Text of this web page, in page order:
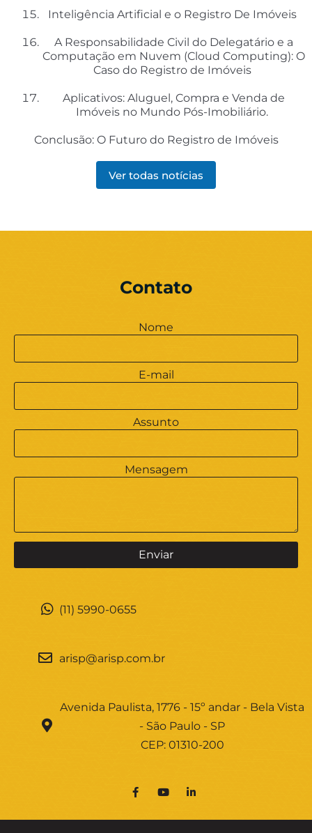
Inteligência Artificial e o Registro De Imóveis
A Responsabilidade Civil do Delegatário e a
Computação em Nuvem (Cloud Computing): O
Caso do Registro de Imóveis
Aplicativos: Aluguel, Compra e Venda de
Imóveis no Mundo Pós-Imobiliário.
Conclusão: O Futuro do Registro de Imóveis
Ver todas notícias
Contato
Nome
E-mail
Assunto
Mensagem
(11) 5990-0655
arisp@arisp.com.br
Avenida Paulista, 1776 - 15º andar - Bela Vista
- São Paulo - SP
CEP: 01310-200